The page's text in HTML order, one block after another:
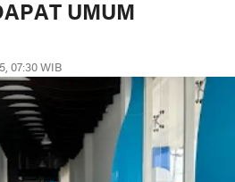
UMUM
07:30 WIB